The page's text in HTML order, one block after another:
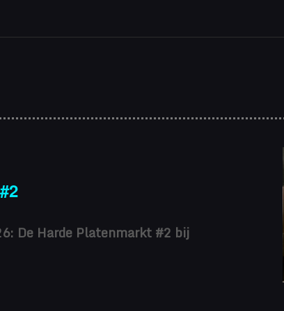
De Harde Platenmarkt #2 bij